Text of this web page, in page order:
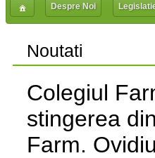
Despre Noi
Noutati
Colegiul
stingerea
Farm.